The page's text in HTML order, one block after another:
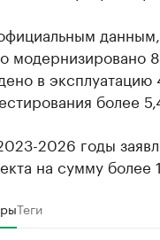
данным,
модернизировано
в
более
2026 годы
на сумму более
Теги